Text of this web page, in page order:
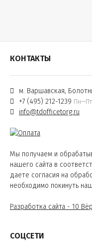
КОНТАКТЫ
м. Варшавская,
+7 (495) 212-1239
info@tdofficetorg.ru
Мы получаем и
нашего сайта в
даете согласия на
необходимо покинуть
Разработка сайта - 10
СОЦСЕТИ